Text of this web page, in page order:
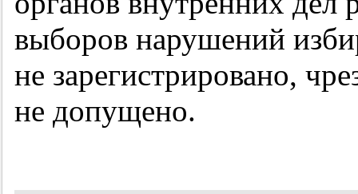
выборов нарушений
не зарегистрировано,
не допущено.